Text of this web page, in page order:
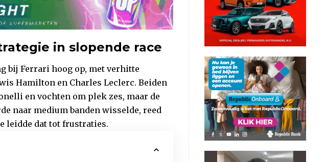
in slopende race
bij Ferrari hoog op, met verhitte
Hamilton en Charles Leclerc. Beiden
en vochten om plek zes, maar de
naar medium banden wisselde, reed
leidde dat tot frustraties.